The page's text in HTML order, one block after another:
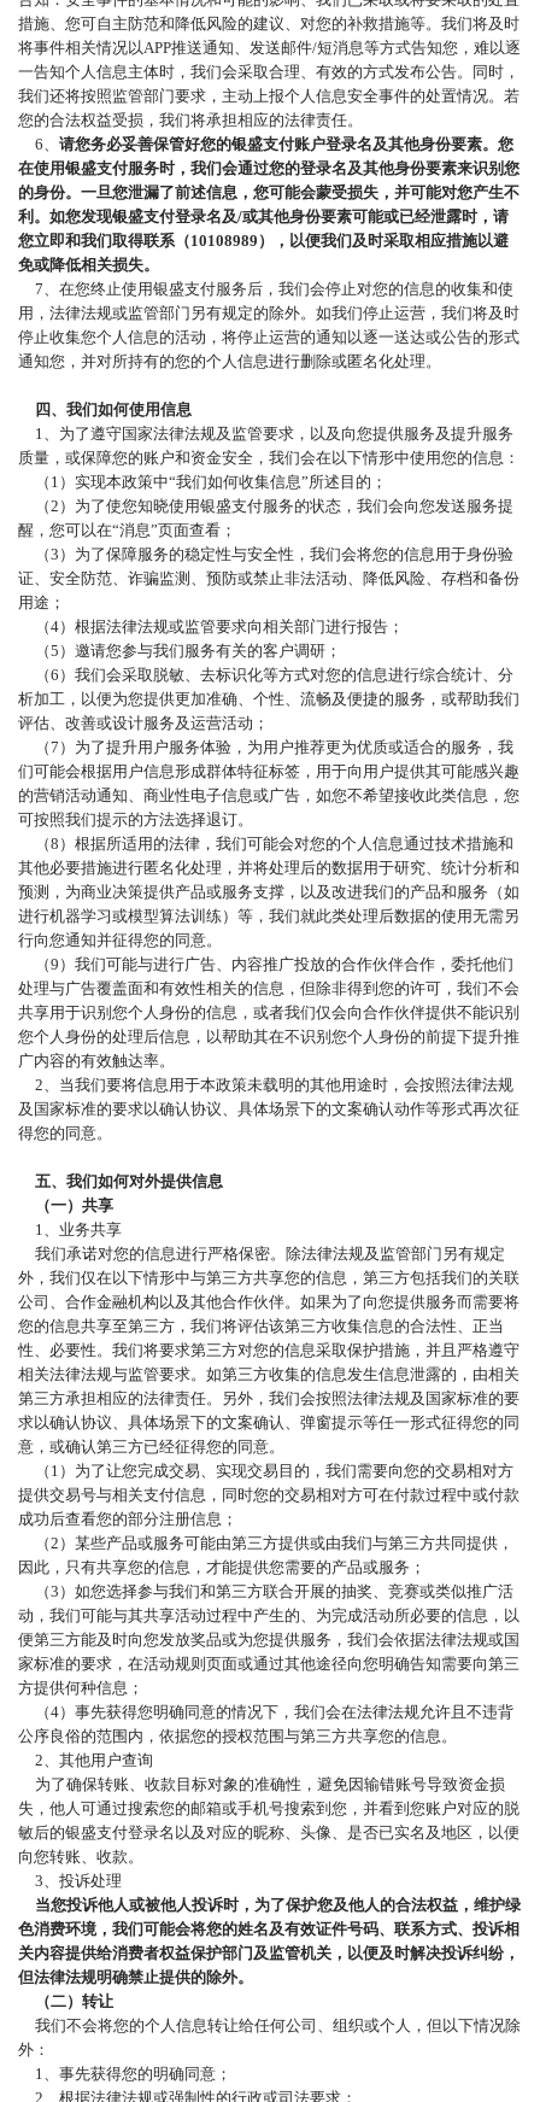
措施、您可自主防范和降低风险的建议、对您的补救措施等。我们将及时
将事件相关情况以APP推送通知、发送邮件/短消息等方式告知您，难以逐
一告知个人信息主体时，我们会采取合理、有效的方式发布公告。同时，
我们还将按照监管部门要求，主动上报个人信息安全事件的处置情况。若
您的合法权益受损，我们将承担相应的法律责任。
6、 请您务必妥善保管好您的银盛支付账户登录名及其他身份要素。您
在使用银盛支付服务时，我们会通过您的登录名及其他身份要素来识别您
的身份。一旦您泄漏了前述信息，您可能会蒙受损失，并可能对您产生不
利。如您发现银盛支付登录名及/或其他身份要素可能或已经泄露时，请
您立即和我们取得联系（10108989），以便我们及时采取相应措施以避
免或降低相关损失。
7、在您终止使用银盛支付服务后，我们会停止对您的信息的收集和使
用，法律法规或监管部门另有规定的除外。如我们停止运营，我们将及时
停止收集您个人信息的活动，将停止运营的通知以逐一送达或公告的形式
通知您，并对所持有的您的个人信息进行删除或匿名化处理。
四、我们如何使用信息
1、为了遵守国家法律法规及监管要求，以及向您提供服务及提升服务
质量，或保障您的账户和资金安全，我们会在以下情形中使用您的信息：
（ 1）实现本政策中“我们如何收集信息”所述目的；
（2）为了使您知晓使用银盛支付服务的状态，我们会向您发送服务提
醒，您可以在“消息”页面查看；
（3）为了保障服务的稳定性与安全性，我们会将您的信息用于身份验
证、安全防范、诈骗监测、预防或禁止非法活动、降低风险、存档和备份
用途；
（4）根据法律法规或监管要求向相关部门进行报告；
（5）邀请您参与我们服务有关的客户调研；
（6）我们会采取脱敏、去标识化等方式对您的信息进行综合统计、分
析加工，以便为您提供更加准确、个性、流畅及便捷的服务，或帮助我们
评估、改善或设计服务及运营活动；
（7）为了提升用户服务体验，为用户推荐更为优质或适合的服务，我
们可能会根据用户信息形成群体特征标签，用于向用户提供其可能感兴趣
的营销活动通知、商业性电子信息或广告，如您不希望接收此类信息，您
可按照我们提示的方法选择退订。
（8 ）根据所适用的法律，我们可能会对您的个人信息通过技术措施和
其他必要措施进行匿名化处理，并将处理后的数据用于研究、统计分析和
预测，为商业决策提供产品或服务支撑，以及改进我们的产品和服务（如
进行机器学习或模型算法训练）等，我们就此类处理后数据的使用无需另
行向您通知并征得您的同意。
（9 ）我们可能与进行广告、内容推广投放的合作伙伴合作，委托他们
处理与广告覆盖面和有效性相关的信息，但除非得到您的许可，我们不会
共享用于识别您个人身份的信息，或者我们仅会向合作伙伴提供不能识别
您个人身份的处理后信息，以帮助其在不识别您个人身份的前提下提升推
广内容的有效触达率。
2、当我们要将信息用于本政策未载明的其他用途时，会按照法律法规
及国家标准的要求以确认协议、具体场景下的文案确认动作等形式再次征
得您的同意。
五、我们如何对外提供信息
（一）共享
1、业务共享
我们承诺对您的信息进行严格保密。除法律法规及监管部门另有规定
外，我们仅在以下情形中与第三方共享您的信息，第三方包括我们的关联
公司、合作金融机构以及其他合作伙伴。如果为了向您提供服务而需要将
您的信息共享至第三方，我们将评估该第三方收集信息的合法性、正当
性、必要性。我们将要求第三方对您的信息采取保护措施，并且严格遵守
相关法律法规与监管要求。如第三方收集的信息发生信息泄露的，由相关
第三方承担相应的法律责任。另外，我们会按照法律法规及国家标准的要
求以确认协议、具体场景下的文案确认、弹窗提示等任一形式征得您的同
意，或确认第三方已经征得您的同意。
（ 1）为了让您完成交易、实现交易目的，我们需要向您的交易相对方
提供交易号与相关支付信息，同时您的交易相对方可在付款过程中或付款
成功后查看您的部分注册信息；
（2）某些产品或服务可能由第三方提供或由我们与第三方共同提供，
因此，只有共享您的信息，才能提供您需要的产品或服务；
（3）如您选择参与我们和第三方联合开展的抽奖、竞赛或类似推广活
动，我们可能与其共享活动过程中产生的、为完成活动所必要的信息，以
便第三方能及时向您发放奖品或为您提供服务，我们会依据法律法规或国
家标准的要求，在活动规则页面或通过其他途径向您明确告知需要向第三
方提供何种信息；
（4）事先获得您明确同意的情况下，我们会在法律法规允许且不违背
公序良俗的范围内，依据您的授权范围与第三方共享您的信息。
2、其他用户查询
为了确保转账、收款目标对象的准确性，避免因输错账号导致资金损
失，他人可通过搜索您的邮箱或手机号搜索到您，并看到您账户对应的脱
敏后的银盛支付登录名以及对应的昵称、头像、是否已实名及地区，以便
向您转账、收款。
3、投诉处理
当您投诉他人或被他人投诉时，为了保护您及他人的合法权益，维护绿
色消费环境，我们可能会将您的姓名及有效证件号码、联系方式、投诉相
关内容提供给消费者权益保护部门及监管机关，以便及时解决投诉纠纷，
但法律法规明确禁止提供的除外。
（二）转让
我们不会将您的个人信息转让给任何公司、组织或个人，但以下情况除
外：
1、事先获得您的明确同意；
2、根据法律法规或强制性的行政或司法要求；